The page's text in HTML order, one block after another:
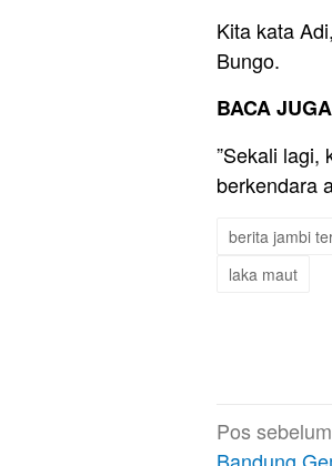
Kita kata Adi,
Bungo.
BACA JUGA
”Sekali lagi,
berkendara
berita jambi
laka maut
Navigasi
Pos